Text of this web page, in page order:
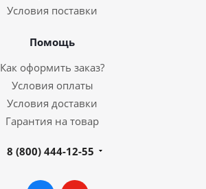
Условия поставки
Помощь
Как оформить заказ?
Условия оплаты
Условия доставки
Гарантия на товар
8 (800) 444-12-55